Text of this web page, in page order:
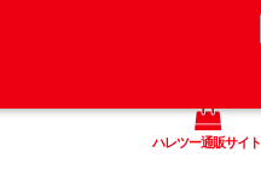
ハレツー通販サイト